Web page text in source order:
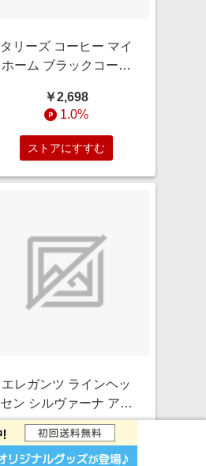
タリーズ コーヒー マイ
ホーム ブラックコーヒ
【コーヒー】
￥2,698
1.0%
ストアにすすむ
エレガンツ ラインヘッ
セン シルヴァーナ アイ
スヴァイン 2018
375ml【白ワイン/貴腐･
アイスワイン】
￥4,180
1.0%